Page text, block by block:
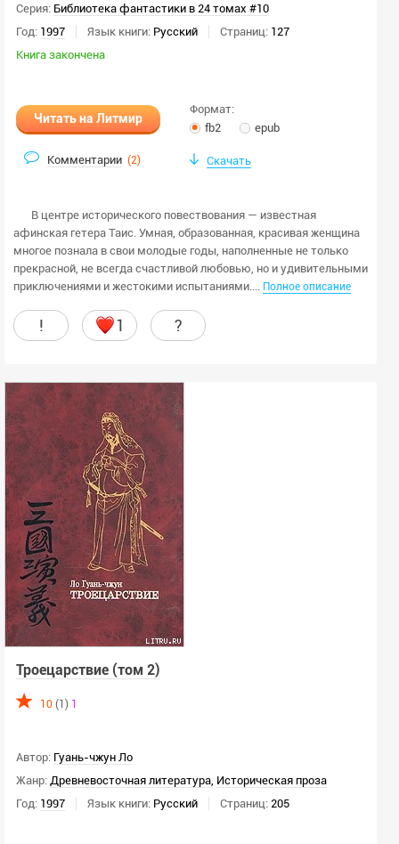
Серия: Библиотека фантастики в 24 томах #10
Год: 1997 Язык книги: Русский Страниц: 127
Книга закончена
Читать на Литмир
Комментарии (2)
Формат:
fb2
epub
Скачать
В центре исторического повествования — известная
афинская гетера Таис. Умная, образованная, красивая женщина
многое познала в свои молодые годы, наполненные не только
прекрасной, не всегда счастливой любовью, но и удивительными
приключениями и жестокими испытаниями....
Полное описание
! 1 ?
Троецарствие (том 2)
10 (1) 1
Автор: Гуань-чжун Ло
Жанр: Древневосточная литература Историческая проза
Год: 1997 Язык книги: Русский Страниц: 205